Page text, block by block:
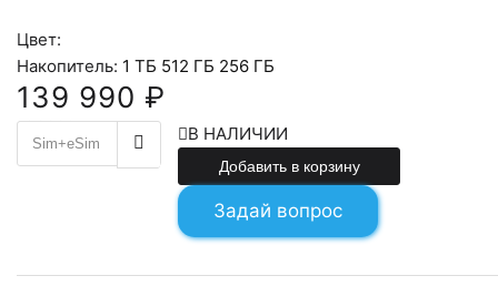
Цвет:
Накопитель: 1 ТБ 512 ГБ 256 ГБ
139 990 ₽
139990 В НАЛИЧИИ
Добавить в корзину
Задай вопрос